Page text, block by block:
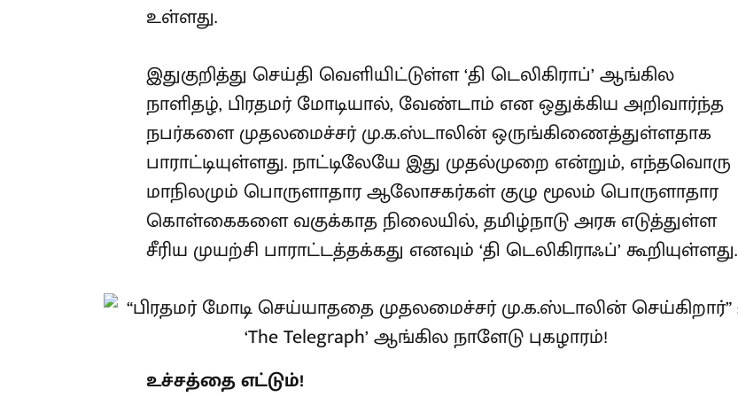
உள்ளது.
இதுகுறித்து செய்தி வெளியிட்டுள்ள ‘தி டெலிகிராப்’ ஆங்கில
நாளிதழ், பிரதமர் மோடியால், வேண்டாம் என ஒதுக்கிய அறிவார்ந்த
நபர்களை முதலமைச்சர் மு.க.ஸ்டாலின் ஒருங்கிணைத்துள்ளதாக
பாராட்டியுள்ளது. நாட்டிலேயே இது முதல்முறை என்றும், எந்தவொரு
மாநிலமும் பொருளாதார ஆலோசகர்கள் குழு மூலம் பொருளாதார
கொள்கைகளை வகுக்காத நிலையில், தமிழ்நாடு அரசு எடுத்துள்ள
சீரிய முயற்சி பாராட்டத்தக்கது எனவும் ‘தி டெலிகிராஃப்’ கூறியுள்ளது.
உச்சத்தை எட்டும்!